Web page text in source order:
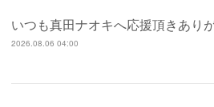
いつも真田ナオキへ応援頂きあり
2026.08.06 04:00